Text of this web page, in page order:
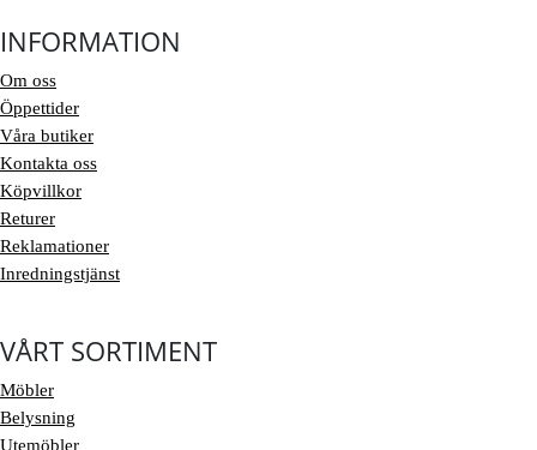
INFORMATION
Om oss
Öppettider
Våra butiker
Kontakta oss
Köpvillkor
Returer
Reklamationer
Inredningstjänst
VÅRT SORTIMENT
Möbler
Belysning
Utemöbler